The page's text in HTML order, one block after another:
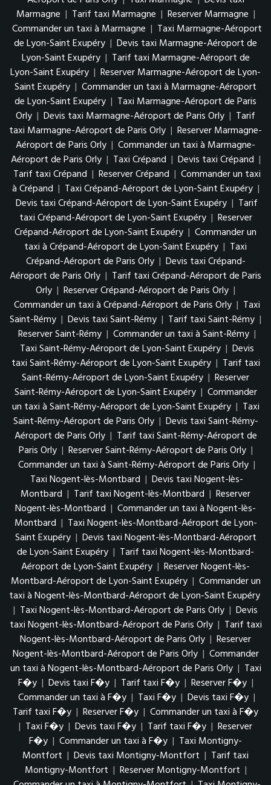
Marmagne | Tarif taxi Marmagne | Reserver Marmagne |
Commander un taxi à Marmagne | Taxi Marmagne-Aéroport
de Lyon-Saint Exupéry | Devis taxi Marmagne-Aéroport de
Lyon-Saint Exupéry | Tarif taxi Marmagne-Aéroport de
Lyon-Saint Exupéry | Reserver Marmagne-Aéroport de Lyon-
Saint Exupéry | Commander un taxi à Marmagne-Aéroport
de Lyon-Saint Exupéry | Taxi Marmagne-Aéroport de Paris
Orly | Devis taxi Marmagne-Aéroport de Paris Orly | Tarif
taxi Marmagne-Aéroport de Paris Orly | Reserver Marmagne-
Aéroport de Paris Orly | Commander un taxi à Marmagne-
Aéroport de Paris Orly | Taxi Crépand | Devis taxi Crépand |
Tarif taxi Crépand | Reserver Crépand | Commander un taxi
à Crépand | Taxi Crépand-Aéroport de Lyon-Saint Exupéry |
Devis taxi Crépand-Aéroport de Lyon-Saint Exupéry | Tarif
taxi Crépand-Aéroport de Lyon-Saint Exupéry | Reserver
Crépand-Aéroport de Lyon-Saint Exupéry | Commander un
taxi à Crépand-Aéroport de Lyon-Saint Exupéry | Taxi
Crépand-Aéroport de Paris Orly | Devis taxi Crépand-
Aéroport de Paris Orly | Tarif taxi Crépand-Aéroport de Paris
Orly | Reserver Crépand-Aéroport de Paris Orly |
Commander un taxi à Crépand-Aéroport de Paris Orly | Taxi
Saint-Rémy | Devis taxi Saint-Rémy | Tarif taxi Saint-Rémy |
Reserver Saint-Rémy | Commander un taxi à Saint-Rémy |
Taxi Saint-Rémy-Aéroport de Lyon-Saint Exupéry | Devis
taxi Saint-Rémy-Aéroport de Lyon-Saint Exupéry | Tarif taxi
Saint-Rémy-Aéroport de Lyon-Saint Exupéry | Reserver
Saint-Rémy-Aéroport de Lyon-Saint Exupéry | Commander
un taxi à Saint-Rémy-Aéroport de Lyon-Saint Exupéry | Taxi
Saint-Rémy-Aéroport de Paris Orly | Devis taxi Saint-Rémy-
Aéroport de Paris Orly | Tarif taxi Saint-Rémy-Aéroport de
Paris Orly | Reserver Saint-Rémy-Aéroport de Paris Orly |
Commander un taxi à Saint-Rémy-Aéroport de Paris Orly |
Taxi Nogent-lès-Montbard | Devis taxi Nogent-lès-
Montbard | Tarif taxi Nogent-lès-Montbard | Reserver
Nogent-lès-Montbard | Commander un taxi à Nogent-lès-
Montbard | Taxi Nogent-lès-Montbard-Aéroport de Lyon-
Saint Exupéry | Devis taxi Nogent-lès-Montbard-Aéroport
de Lyon-Saint Exupéry | Tarif taxi Nogent-lès-Montbard-
Aéroport de Lyon-Saint Exupéry | Reserver Nogent-lès-
Montbard-Aéroport de Lyon-Saint Exupéry | Commander un
taxi à Nogent-lès-Montbard-Aéroport de Lyon-Saint Exupéry
| Taxi Nogent-lès-Montbard-Aéroport de Paris Orly | Devis
taxi Nogent-lès-Montbard-Aéroport de Paris Orly | Tarif taxi
Nogent-lès-Montbard-Aéroport de Paris Orly | Reserver
Nogent-lès-Montbard-Aéroport de Paris Orly | Commander
un taxi à Nogent-lès-Montbard-Aéroport de Paris Orly | Taxi
F�y | Devis taxi F�y | Tarif taxi F�y | Reserver F�y |
Commander un taxi à F�y | Taxi F�y | Devis taxi F�y |
Tarif taxi F�y | Reserver F�y | Commander un taxi à F�y
| Taxi F�y | Devis taxi F�y | Tarif taxi F�y | Reserver
F�y | Commander un taxi à F�y | Taxi Montigny-
Montfort | Devis taxi Montigny-Montfort | Tarif taxi
Montigny-Montfort | Reserver Montigny-Montfort |